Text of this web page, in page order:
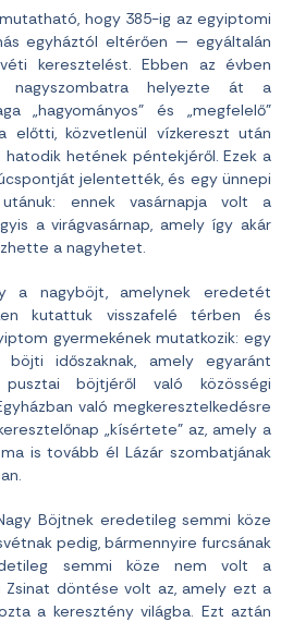
hogy 385-ig az egyiptomi
egyháztól eltérően — egyáltalán
keresztelést. Ebben az évben
nagyszombatra helyezte át a
„hagyományos” és „megfelelő”
előtti, közvetlenül vízkereszt után
hetének péntekjéről. Ezek a
jelentették, és egy ünnepi
ennek vasárnapja volt a
a virágvasárnap, amely így akár
a nagyhetet.
a nagyböjt, amelynek eredetét
kutattuk visszafelé térben és
gyermekének mutatkozik: egy
időszaknak, amely egyaránt
böjtjéről való közösségi
való megkeresztelkedésre
„kísértete” az, amely a
is tovább él Lázár szombatjának
Böjtnek eredetileg semmi köze
pedig, bármennyire furcsának
semmi köze nem volt a
Zsinat döntése volt az, amely ezt a
a keresztény világba. Ezt aztán